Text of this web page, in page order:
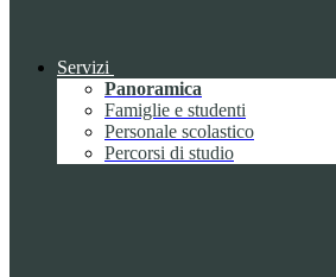
Servizi
Panoramica
Famiglie e studenti
Personale scolastico
Percorsi di studio